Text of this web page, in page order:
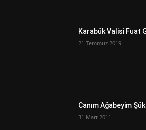
Karabük Valisi Fuat
21 Temmuz 2019
Canım Ağabeyim
31 Mart 2011